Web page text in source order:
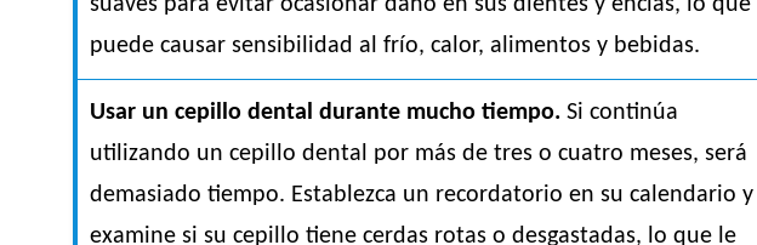
puede causar sensibilidad al frío, calor, alimentos y bebidas.
Usar un cepillo dental durante mucho tiempo. Si continúa
utilizando un cepillo dental por más de tres o cuatro meses, será
demasiado tiempo. Establezca un recordatorio en su calendario y
examine si su cepillo tiene cerdas rotas o desgastadas, lo que le